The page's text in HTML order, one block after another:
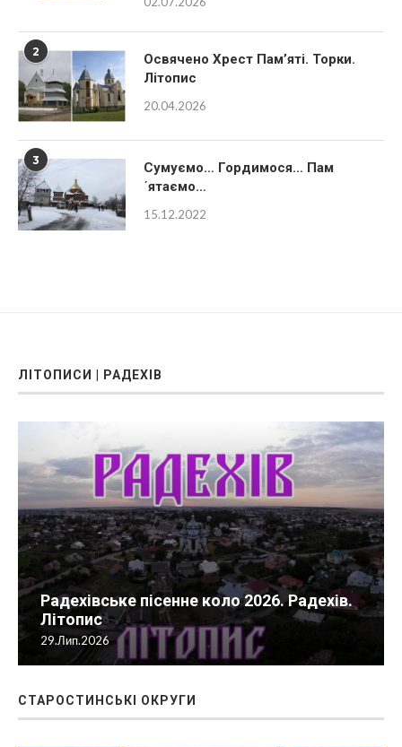
2
Освячено Хрест Пам’яті. Торки.
3
Сумуємо… Гордимося… Пам
ЛІТОПИСИ | РАДЕХІВ
Радехівське пісенне коло 2026. Радехів.
Літопис
29.Лип.2026
СТАРОСТИНСЬКІ ОКРУГИ